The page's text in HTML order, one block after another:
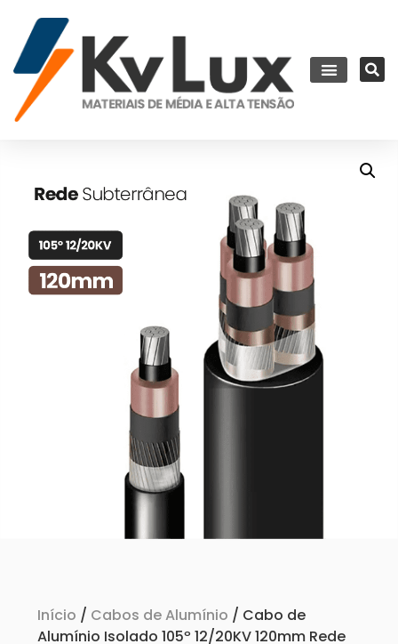
Início / Cabos de Alumínio / Cabo de
Alumínio Isolado 105º 12/20KV 120mm Rede